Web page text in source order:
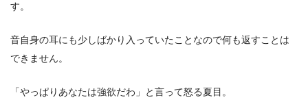
す。
音自身の耳にも少しばかり入っていたことなので何も返すことは
できません。
「やっぱりあなたは強欲だわ」と言って怒る夏目。